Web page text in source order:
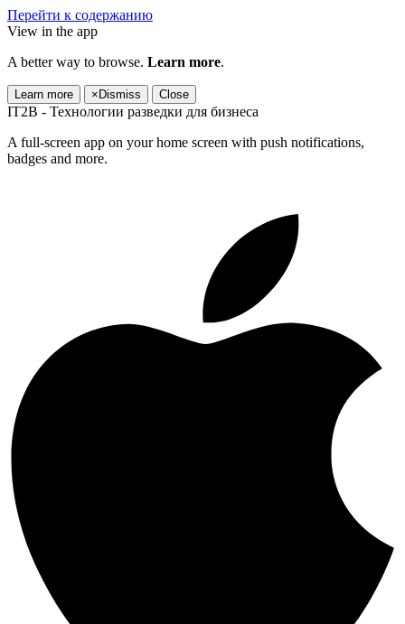
Перейти к содержанию
View in the app
A better way to browse. Learn more.
Learn more × Dismiss Close
IT2B - Технологии разведки для бизнеса
A full-screen app on your home screen with push notifications,
badges and more.